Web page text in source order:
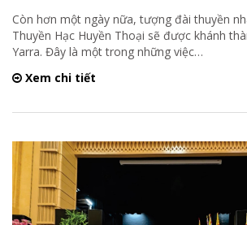
Còn hơn một ngày nữa, tượng đài thuyền
Thuyền Hạc Huyền Thoại sẽ được khánh
Yarra. Đây là một trong những việc…
Xem chi tiết